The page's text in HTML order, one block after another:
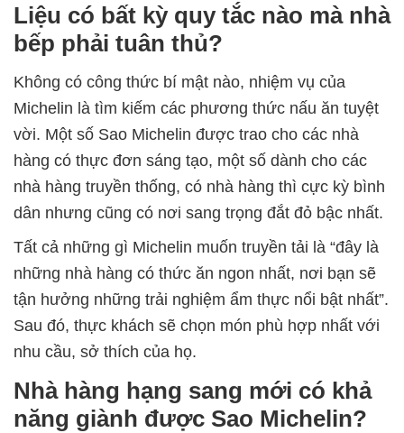
Liệu có bất kỳ quy tắc nào mà nhà
bếp phải tuân thủ?
Không có công thức bí mật nào, nhiệm vụ của
Michelin là tìm kiếm các phương thức nấu ăn tuyệt
vời. Một số Sao Michelin được trao cho các nhà
hàng có thực đơn sáng tạo, một số dành cho các
nhà hàng truyền thống, có nhà hàng thì cực kỳ bình
dân nhưng cũng có nơi sang trọng đắt đỏ bậc nhất.
Tất cả những gì Michelin muốn truyền tải là “đây là
những nhà hàng có thức ăn ngon nhất, nơi bạn sẽ
tận hưởng những trải nghiệm ẩm thực nổi bật nhất”.
Sau đó, thực khách sẽ chọn món phù hợp nhất với
nhu cầu, sở thích của họ.
Nhà hàng hạng sang mới có khả
năng giành được Sao Michelin?